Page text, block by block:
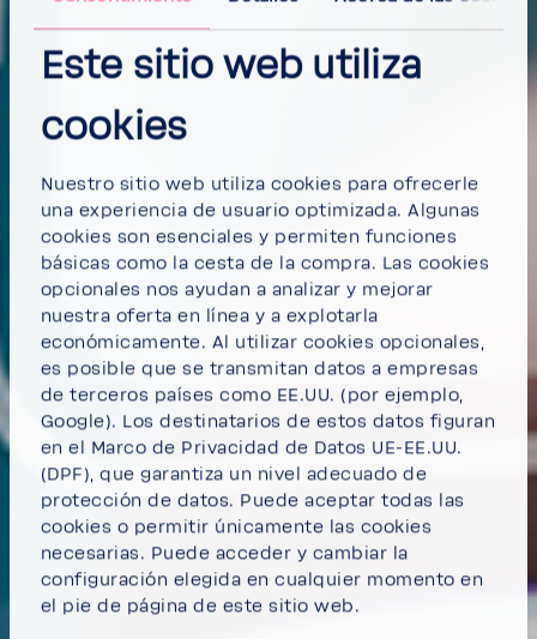
Este sitio web utiliza
cookies
Nuestro sitio web utiliza cookies para ofrecerle
una experiencia de usuario optimizada. Algunas
cookies son esenciales y permiten funciones
básicas como la cesta de la compra. Las cookies
opcionales nos ayudan a analizar y mejorar
nuestra oferta en línea y a explotarla
económicamente. Al utilizar cookies opcionales,
es posible que se transmitan datos a empresas
de terceros países como EE.UU. (por ejemplo,
Google). Los destinatarios de estos datos figuran
en el Marco de Privacidad de Datos UE-EE.UU.
(DPF), que garantiza un nivel adecuado de
protección de datos. Puede aceptar todas las
cookies o permitir únicamente las cookies
necesarias. Puede acceder y cambiar la
configuración elegida en cualquier momento en
el pie de página de este sitio web.